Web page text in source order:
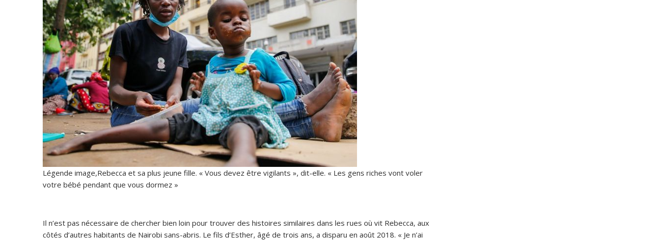
Légende image,Rebecca et sa plus jeune fille. « Vous devez être vigilants », dit-elle. « Les gens riches vont voler
votre bébé pendant que vous dormez »
Il n’est pas nécessaire de chercher bien loin pour trouver des histoires similaires dans les rues où vit Rebecca, aux
côtés d’autres habitants de Nairobi sans-abris. Le fils d’Esther, âgé de trois ans, a disparu en août 2018. « Je n’ai